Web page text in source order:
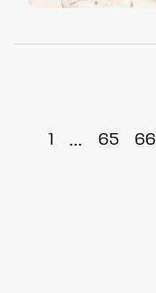
1 ... 65 66